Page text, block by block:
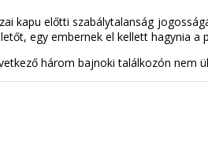
kapu előtti szabálytalanság
egy embernek el kellett hagynia a
három bajnoki találkozón nem